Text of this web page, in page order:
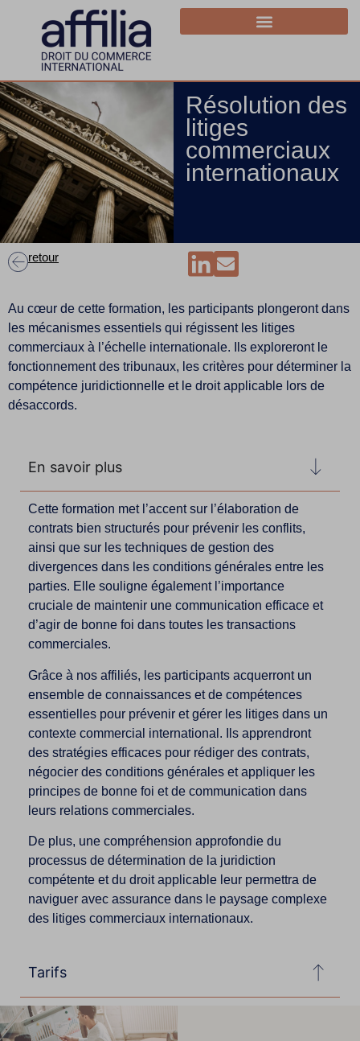
Résolution des
litiges
commerciaux
internationaux
retour
Au cœur de cette formation, les participants plongeront dans
les mécanismes essentiels qui régissent les litiges
commerciaux à l’échelle internationale. Ils exploreront le
fonctionnement des tribunaux, les critères pour déterminer la
compétence juridictionnelle et le droit applicable lors de
désaccords.
En savoir plus
Cette formation met l’accent sur l’élaboration de
contrats bien structurés pour prévenir les conflits,
ainsi que sur les techniques de gestion des
divergences dans les conditions générales entre les
parties. Elle souligne également l’importance
cruciale de maintenir une communication efficace et
d’agir de bonne foi dans toutes les transactions
commerciales.
Grâce à nos affiliés, les participants acquerront un
ensemble de connaissances et de compétences
essentielles pour prévenir et gérer les litiges dans un
contexte commercial international. Ils apprendront
des stratégies efficaces pour rédiger des contrats,
négocier des conditions générales et appliquer les
principes de bonne foi et de communication dans
leurs relations commerciales.
De plus, une compréhension approfondie du
processus de détermination de la juridiction
compétente et du droit applicable leur permettra de
naviguer avec assurance dans le paysage complexe
des litiges commerciaux internationaux.
Tarifs